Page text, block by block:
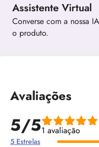
Assistente Virtual
Converse com a nossa
o produto.
Avaliações
5/51 avaliação
5 Estrelas